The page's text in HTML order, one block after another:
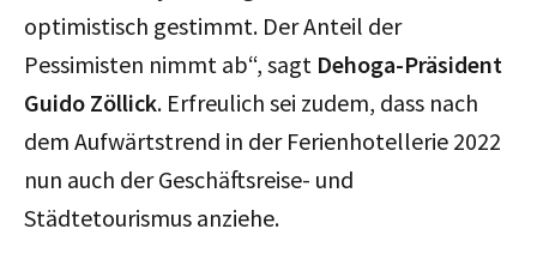
optimistisch gestimmt. Der Anteil der
Pessimisten nimmt ab“, sagt Dehoga-Präsident
Guido Zöllick. Erfreulich sei zudem, dass nach
dem Aufwärtstrend in der Ferienhotellerie 2022
nun auch der Geschäftsreise- und
Städtetourismus anziehe.